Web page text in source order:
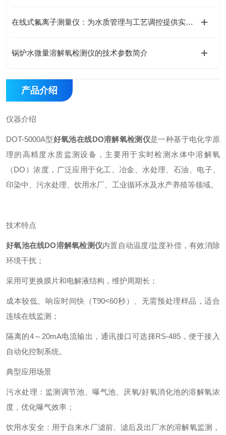
在线式氟离子测量仪：为水质管理与工艺调控提供实时数据支撑
锅炉水微量溶解氧检测仪的技术参数简介
产品介绍
仪器介绍
DOT-5000A型好氧池在线DO溶解氧检测仪是一种基于电化学原
理的高精度水质监测设备，主要用于实时检测水体中溶解氧
（DO）浓度，广泛应用于化工、冶金、水处理、石油、电子、
印染中、污水处理、饮用水厂、工业循环水及水产养殖等领域。
技术特点
好氧池在线DO溶解氧检测仪内置自动温度/盐度补偿，有效消除
环境干扰；
采用可更换膜片和电解液结构，维护周期长；
成本较低、响应时间快（T90<60秒）、无需预处理样品，适合
连续在线监测；
隔离的4～20mA电流输出，通讯接口可选择RS-485，便于接入
自动化控制系统。
典型应用场景
污水处理：监测调节池、曝气池、厌氧/好氧消化池的溶解氧浓
度，优化曝气效率；
饮用水安全：用于自来水厂滤前、滤后及出厂水的溶解氧监测，